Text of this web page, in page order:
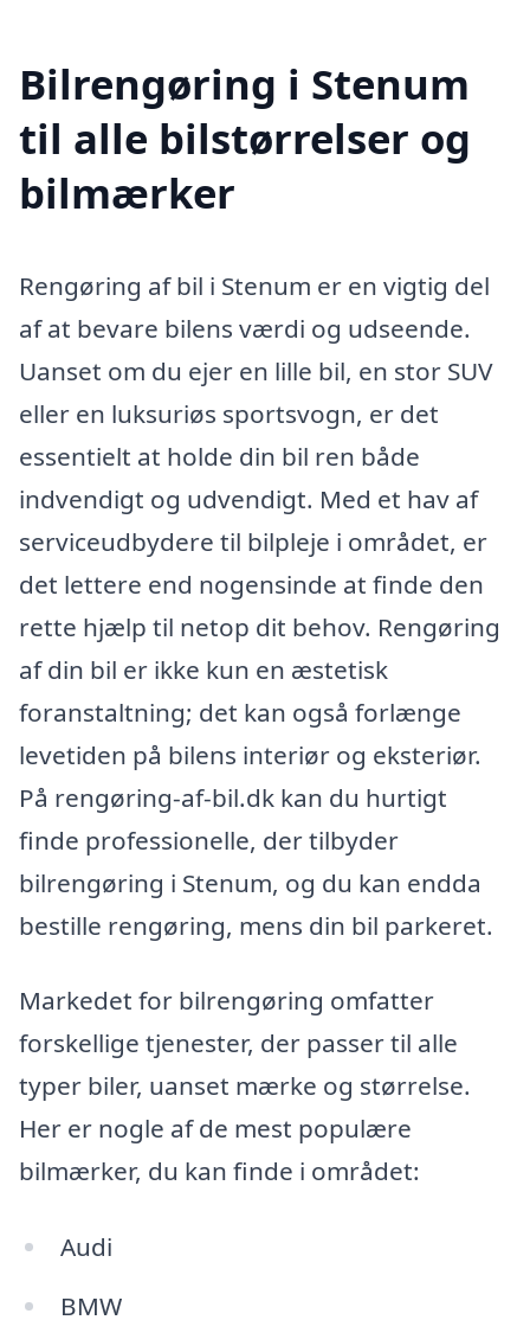
Bilrengøring i Stenum
til alle bilstørrelser og
bilmærker
Rengøring af bil i Stenum er en vigtig del
af at bevare bilens værdi og udseende.
Uanset om du ejer en lille bil, en stor SUV
eller en luksuriøs sportsvogn, er det
essentielt at holde din bil ren både
indvendigt og udvendigt. Med et hav af
serviceudbydere til bilpleje i området, er
det lettere end nogensinde at finde den
rette hjælp til netop dit behov. Rengøring
af din bil er ikke kun en æstetisk
foranstaltning; det kan også forlænge
levetiden på bilens interiør og eksteriør.
På rengøring-af-bil.dk kan du hurtigt
finde professionelle, der tilbyder
bilrengøring i Stenum, og du kan endda
bestille rengøring, mens din bil parkeret.
Markedet for bilrengøring omfatter
forskellige tjenester, der passer til alle
typer biler, uanset mærke og størrelse.
Her er nogle af de mest populære
bilmærker, du kan finde i området:
Audi
BMW